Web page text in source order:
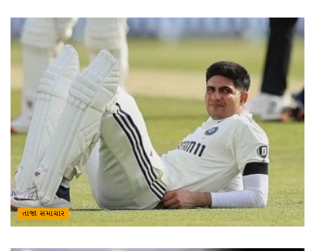
તાજા સમાચાર